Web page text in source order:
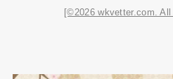
[©2026 wkvetter.com.